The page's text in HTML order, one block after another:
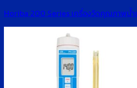
Horiba 200 Series เครื่องวัดคุณภาพน้